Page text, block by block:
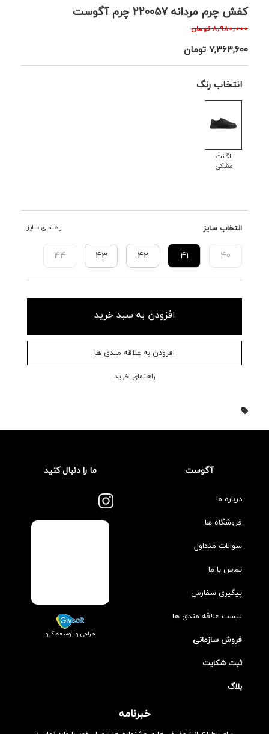
کفش چرم مردانه 220057 چرم آگوست
۸,۹۸۰,۰۰۰ تومان
۷,۳۶۳,۶۰۰تومان
انتخاب رنگ
الگانت
مشکی
انتخاب سایز راهنمای سایز
40
41
42
43
44
افزودن به سبد خرید
افزودن به علاقه مندی ها
راهنمای خرید
آگوست
درباره ما
فروشگاه ها
سوالات متداول
تماس با ما
پیگیری سفارش
لیست علاقه مندی ها
فروش سازمانی
ثبت شکایت
بلاگ
ما را دنبال کنید
طراحی و توسعه گیو
خبرنامه